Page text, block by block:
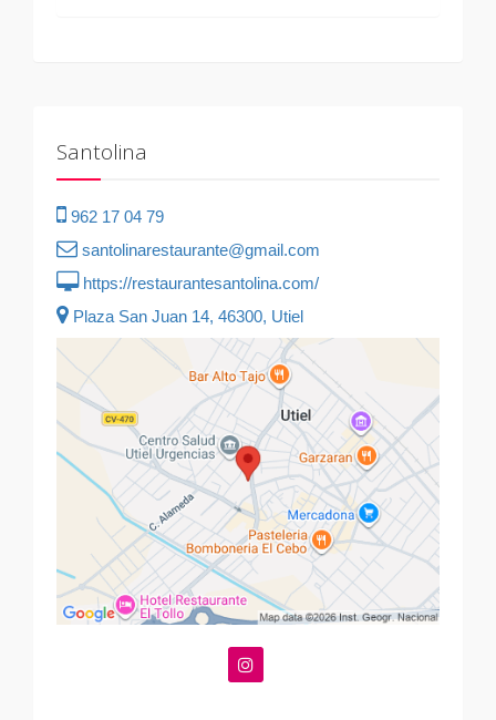
Santolina
962 17 04 79
santolinarestaurante@gmail.com
https://restaurantesantolina.com/
Plaza San Juan 14, 46300, Utiel